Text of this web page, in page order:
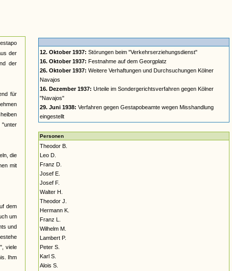
der
der
für
"unter
die
mit
dem
um
und
viele
Ihm
12. Oktober 1937: Störungen beim "Verkehrserziehungsdienst"
16. Oktober 1937: Festnahme auf dem Georgplatz
26. Oktober 1937: Weitere Verhaftungen und Durchsuchungen Kölner
Navajos
16. Dezember 1937: Urteile im Sondergerichtsverfahren gegen Kölner
"Navajos"
29. Juni 1938: Verfahren gegen Gestapobeamte wegen Misshandlung
eingestellt
Personen
Theodor B.
Leo D.
Franz D.
Josef E.
Josef F.
Walter H.
Theodor J.
Hermann K.
Franz L.
Wilhelm M.
Lambert P.
Peter S.
Karl S.
Alois S.